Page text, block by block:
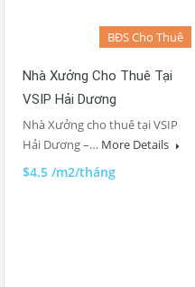
BĐS Cho Thuê
Nhà Xưởng Cho Thuê Tại
VSIP Hải Dương
Nhà Xưởng cho thuê tại VSIP
Hải Dương –… More Details
$4.5 /m2/tháng